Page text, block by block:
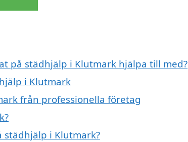
på städhjälp i Klutmark hjälpa till med?
i Klutmark
från professionella företag
i Klutmark?